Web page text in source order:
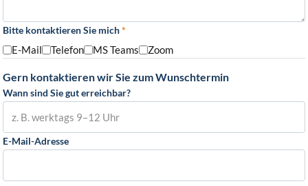
Bitte kontaktieren Sie mich*
E-Mail Telefon MS Teams Zoom
Gern kontaktieren wir Sie zum Wunschtermin
Wann sind Sie gut erreichbar?
E-Mail-Adresse